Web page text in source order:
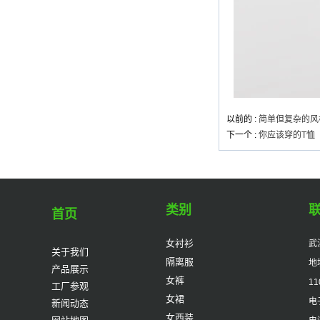
优雅腰带女士连衣裙中
蕾丝中国工厂装饰经典
女士Mimi荷叶袖连衣裙
以前的 : 简单但复杂的
下一个 : 你应该穿的T恤
首页
关于我们
产品展示
工厂参观
新闻动态
类别
女衬衫
隔离服
女裤
女裙
女西装
武
地
电